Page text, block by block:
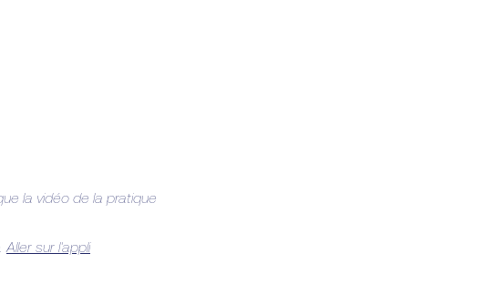
la vidéo de la pratique
Aller sur l'appli